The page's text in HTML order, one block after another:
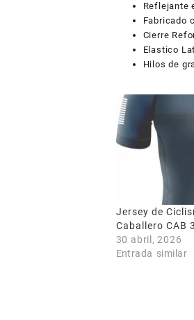
Reflejante
Fabricado
Cierre
Elastico
Hilos de
Jersey de
Caballero CAB
30 abril, 2026
Entrada similar